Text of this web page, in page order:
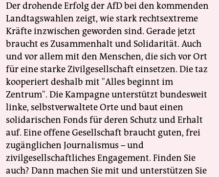
Der drohende Erfolg der AfD bei den kommenden
Landtagswahlen zeigt, wie stark rechtsextreme
Kräfte inzwischen geworden sind. Gerade jetzt
braucht es Zusammenhalt und Solidarität. Auch
und vor allem mit den Menschen, die sich vor Ort
für eine starke Zivilgesellschaft einsetzen. Die taz
kooperiert deshalb mit "Alles beginnt im
Zentrum". Die Kampagne unterstützt bundesweit
linke, selbstverwaltete Orte und baut einen
solidarischen Fonds für deren Schutz und Erhalt
auf. Eine offene Gesellschaft braucht guten, frei
zugänglichen Journalismus – und
zivilgesellschaftliches Engagement. Finden Sie
auch? Dann machen Sie mit und unterstützen Sie